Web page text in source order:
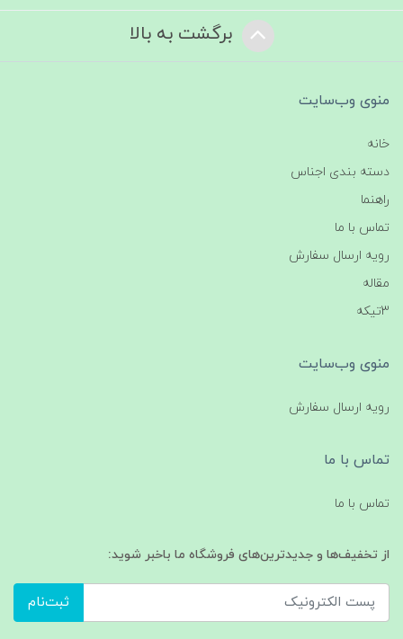
برگشت به بالا
منوی وب‌سایت
خانه
دسته بندی اجناس
راهنما
تماس با ما
رویه ارسال سفارش
مقاله
3تیکه
منوی وب‌سایت
رویه ارسال سفارش
تماس با ما
تماس با ما
از تخفیف‌ها و جدیدترین‌های فروشگاه ما باخبر شوید:
ثبت‌نام